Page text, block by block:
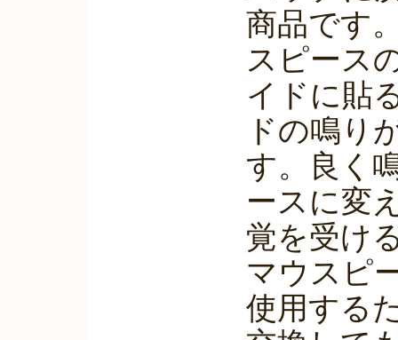
商品です
スピース
イドに貼
ドの鳴り
す。良く
ースに変
覚を受け
マウスピ
使用する